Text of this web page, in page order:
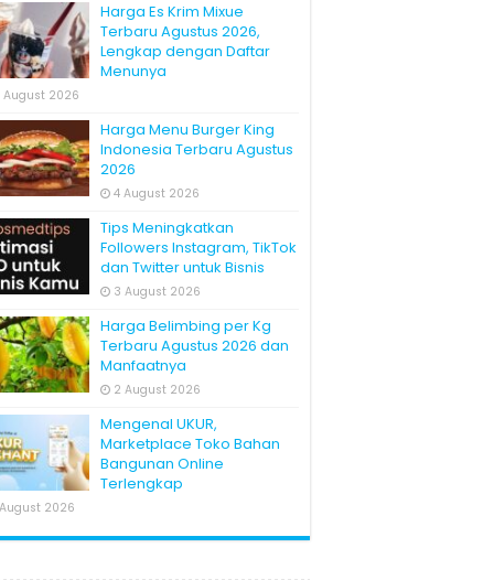
Harga Es Krim Mixue
Terbaru Agustus 2026,
Lengkap dengan Daftar
Menunya
August 2026
Harga Menu Burger King
Indonesia Terbaru Agustus
2026
4 August 2026
Tips Meningkatkan
Followers Instagram, TikTok
dan Twitter untuk Bisnis
3 August 2026
Harga Belimbing per Kg
Terbaru Agustus 2026 dan
Manfaatnya
2 August 2026
Mengenal UKUR,
Marketplace Toko Bahan
Bangunan Online
Terlengkap
August 2026